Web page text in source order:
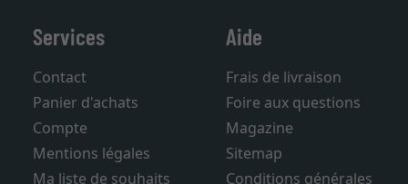
Services
Contact
Panier d'achats
Compte
Mentions légales
Aide
Frais de livraison
Foire aux questions
Magazine
Sitemap